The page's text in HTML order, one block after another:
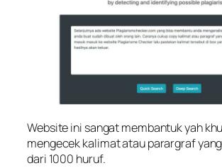
Website ini sangat membantuk yah
mengecek kalimat atau parargraf
dari 1000 huruf.